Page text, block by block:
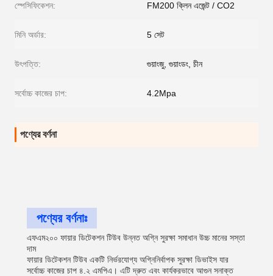
স্পেসিফিকেশন: FM200 ক্লিন এজেন্ট / CO2
মিনি অর্ডার: 5 সেট
উৎপত্তি: গুয়াংজু, গুয়াংডং, চীন
সর্বোচ্চ কাজের চাপ: 4.2Mpa
পণ্যের বর্ণনা
পণ্যের বর্ণনাঃ
এফএম২০০ ফায়ার ডিটেকশন টিউব উন্নত অগ্নি সুরক্ষা সমাধান উচ্চ মানের সস্তা
দাম
ফায়ার ডিটেকশন টিউব একটি নির্ভরযোগ্য অগ্নিনির্বাপক সুরক্ষা ডিভাইস যার
সর্বোচ্চ কাজের চাপ ৪.২ এমপিএ। এটি দ্রুত এবং কার্যকরভাবে আগুন সনাক্ত